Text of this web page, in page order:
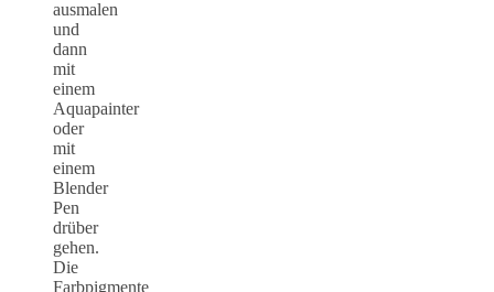
ausmalen
und
dann
mit
einem
Aquapainter
oder
mit
einem
Blender
Pen
drüber
gehen.
Die
Farbpigmente